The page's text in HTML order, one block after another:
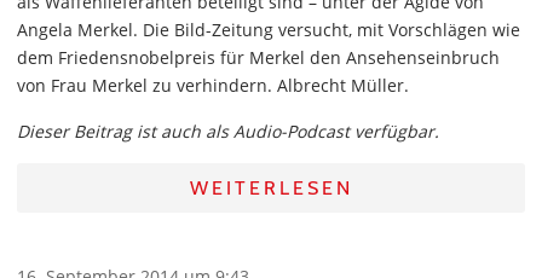
Angela Merkel. Die Bild-Zeitung versucht, mit Vorschlägen wie
dem Friedensnobelpreis für Merkel den Ansehenseinbruch
von Frau Merkel zu verhindern. Albrecht Müller.
Dieser Beitrag ist auch als Audio-Podcast verfügbar.
WEITERLESEN